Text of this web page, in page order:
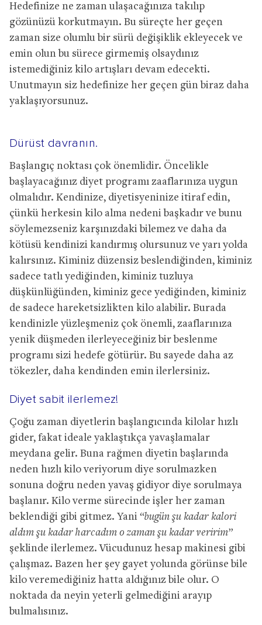
Hedefinize ne zaman ulaşacağınıza takılıp
gözünüzü korkutmayın. Bu süreçte her geçen
zaman size olumlu bir sürü değişiklik ekleyecek ve
emin olun bu sürece girmemiş olsaydınız
istemediğiniz kilo artışları devam edecekti.
Unutmayın siz hedefinize her geçen gün biraz daha
yaklaşıyorsunuz.
Dürüst davranın.
Başlangıç noktası çok önemlidir. Öncelikle
başlayacağınız diyet programı zaaflarınıza uygun
olmalıdır. Kendinize, diyetisyeninize itiraf edin,
çünkü herkesin kilo alma nedeni başkadır ve bunu
söylemezseniz karşınızdaki bilemez ve daha da
kötüsü kendinizi kandırmış olursunuz ve yarı yolda
kalırsınız. Kiminiz düzensiz beslendiğinden, kiminiz
sadece tatlı yediğinden, kiminiz tuzluya
düşkünlüğünden, kiminiz gece yediğinden, kiminiz
de sadece hareketsizlikten kilo alabilir. Burada
kendinizle yüzleşmeniz çok önemli, zaaflarınıza
yenik düşmeden ilerleyeceğiniz bir beslenme
programı sizi hedefe götürür. Bu sayede daha az
tökezler, daha kendinden emin ilerlersiniz.
Diyet sabit ilerlemez!
Çoğu zaman diyetlerin başlangıcında kilolar hızlı
gider, fakat ideale yaklaştıkça yavaşlamalar
meydana gelir. Buna rağmen diyetin başlarında
neden hızlı kilo veriyorum diye sorulmazken
sonuna doğru neden yavaş gidiyor diye sorulmaya
başlanır. Kilo verme sürecinde işler her zaman
beklendiği gibi gitmez. Yani “bugün şu kadar kalori
aldım şu kadar harcadım o zaman şu kadar veririm”
şeklinde ilerlemez. Vücudunuz hesap makinesi gibi
çalışmaz. Bazen her şey gayet yolunda görünse bile
kilo veremediğiniz hatta aldığınız bile olur. O
noktada da neyin yeterli gelmediğini arayıp
bulmalısınız.